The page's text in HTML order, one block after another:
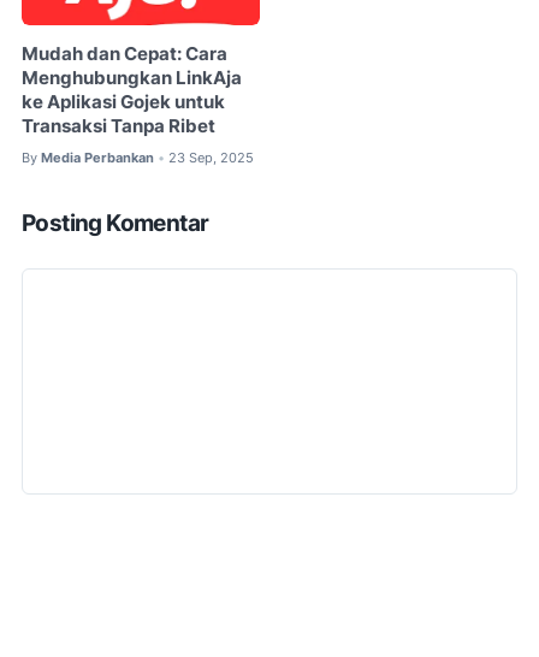
Mudah dan Cepat: Cara
Menghubungkan LinkAja
ke Aplikasi Gojek untuk
Transaksi Tanpa Ribet
By Media Perbankan • 23 Sep, 2025
Posting Komentar